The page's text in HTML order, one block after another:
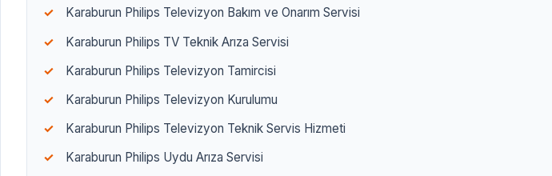
Karaburun Philips Televizyon Bakım ve Onarım Servisi
Karaburun Philips TV Teknik Arıza Servisi
Karaburun Philips Televizyon Tamircisi
Karaburun Philips Televizyon Kurulumu
Karaburun Philips Televizyon Teknik Servis Hizmeti
Karaburun Philips Uydu Arıza Servisi